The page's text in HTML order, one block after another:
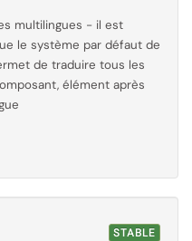
multilingues - il est
le système par défaut de
de traduire tous les
élément après
STABLE